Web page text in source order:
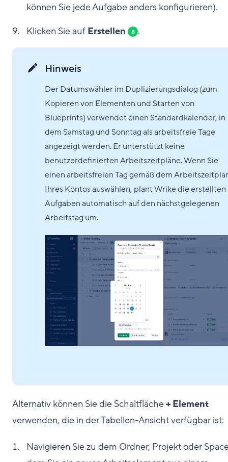
können Sie jede Aufgabe anders konfigurieren).
Klicken Sie auf Erstellen 8 .
Hinweis
Der Datumswähler im Duplizierungsdialog (zum
Kopieren von Elementen und Starten von
Blueprints) verwendet einen Standardkalender, in
dem Samstag und Sonntag als arbeitsfreie Tage
angezeigt werden. Er unterstützt keine
benutzerdefinierten Arbeitszeitpläne. Wenn Sie
einen arbeitsfreien Tag gemäß dem
Ihres Kontos auswählen, plant Wrike die erstellten
Aufgaben automatisch auf den nächstgelegenen
Arbeitstag um.
Alternativ können Sie die Schaltfläche+ Element
verwenden, die in der Tabellen-Ansicht verfügbar ist:
Navigieren Sie zu dem Ordner, Projekt oder